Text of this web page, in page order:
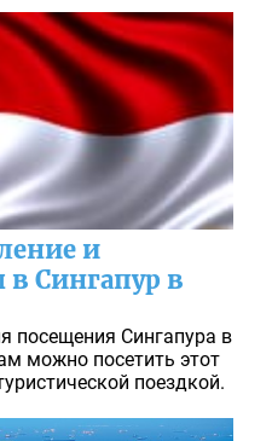
и
Сингапур в
посещения Сингапура в
можно посетить этот
поездкой.